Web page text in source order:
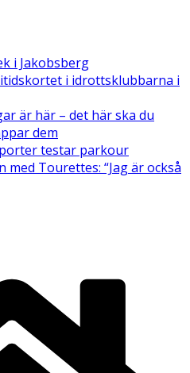
i Jakobsberg
i idrottsklubbarna i
är här – det här ska du
dem
testar parkour
Tourettes: “Jag är också